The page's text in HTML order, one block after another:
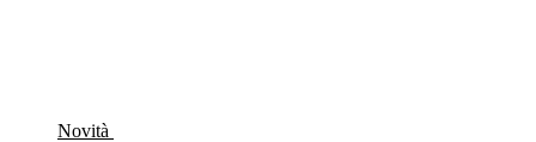
Novità